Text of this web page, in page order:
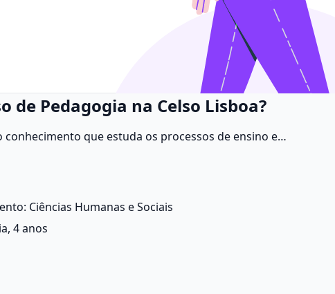
de Pedagogia na Celso Lisboa?
conhecimento que estuda os processos de ensino e
Ciências Humanas e Sociais
4 anos